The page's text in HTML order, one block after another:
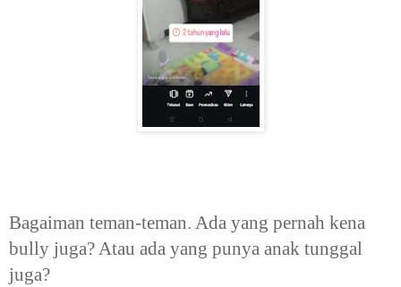
Bagaiman teman-teman. Ada yang pernah kena
bully juga? Atau ada yang punya anak tunggal
juga?